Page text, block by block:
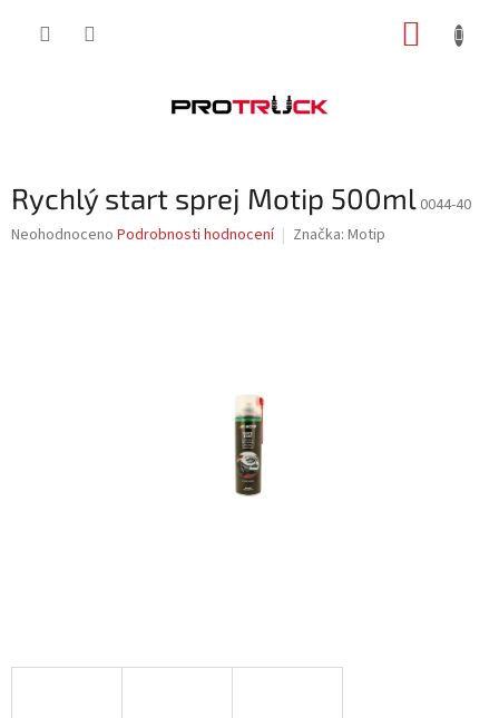
Rychlý start sprej Motip 500ml 0044-40
Průměrné
Neohodnoceno Podrobnosti hodnocení Značka: Motip